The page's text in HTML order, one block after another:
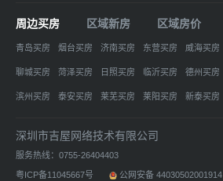
周边买房 区域新房 区域房价
青岛买房 烟台买房 济南买房 东营买房 威海买房
聊城买房 菏泽买房 日照买房 临沂买房 德州买房
滨州买房 泰安买房 莱芜买房 莱阳买房 新泰买房
深圳市吉屋网络技术有限公司
服务热线：0755-26404403
粤ICP备11045667号 公网安备 44030502001914